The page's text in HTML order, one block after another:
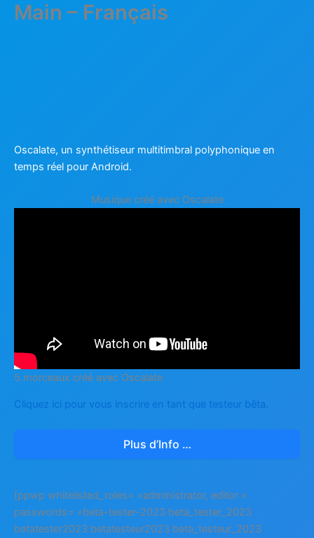
AllerMain – Français
Oscalate, un synthétiseur multitimbral polyphonique en
temps réel pour Android.
Musique créé avec Oscalate
5 morceaux créé avec Oscalate
Cliquez ici pour vous inscrire en tant que testeur bêta.
Plus d’Info …
[ppwp whitelisted_roles= »administrator, editor »
passwords= »beta-tester-2023 beta_tester_2023
betatester2023 betatesteur2023 beta_testeur_2023